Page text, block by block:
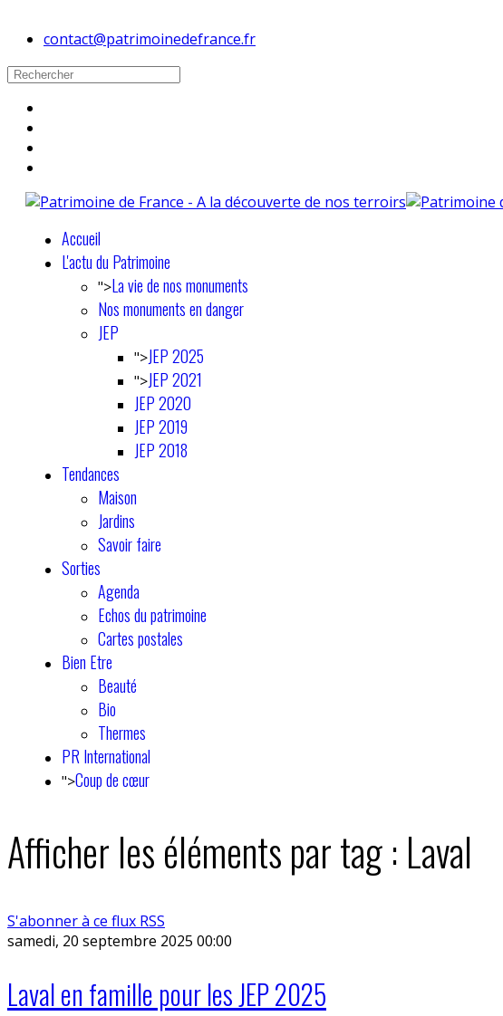
contact@patrimoinedefrance.fr
Accueil
L'actu du Patrimoine
">La vie de nos monuments
Nos monuments en danger
JEP
">JEP 2025
">JEP 2021
JEP 2020
JEP 2019
JEP 2018
Tendances
Maison
Jardins
Savoir faire
Sorties
Agenda
Echos du patrimoine
Cartes postales
Bien Etre
Beauté
Bio
Thermes
PR International
">Coup de cœur
Afficher les éléments par tag : Laval
S'abonner à ce flux RSS
samedi, 20 septembre 2025 00:00
Laval en famille pour les JEP 2025